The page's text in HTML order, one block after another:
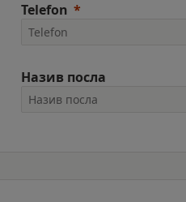
Telefon
Назив посла